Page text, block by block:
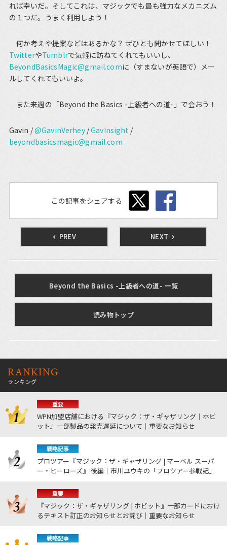
れば幸いだ。そしてこれは、マジックでも最も強力なメカニズム
の１つだ。うまく利用しよう！
何か考えや提案などはあるかな？ ぜひとも聞かせてほしい！
TwitterやTumblrで気軽に訪ねてくれてもいいし、
BeyondBasicsMagic@gmail.comに（すまないが英語で）メー
ルしてくれてもいいよ。
また来週の「Beyond the Basics -上級者への道-」で会おう！
Gavin /@GavinVerhey/GavInsight /
beyondbasicsmagic@gmail.com
この記事をシェアする
PREV NEXT
Beyond the Basics -上級者への道- 一覧
読み物トップ
RANKING
ランキング
重要
WPN加盟店舗における『マジック：ザ・ギャザリング｜ホビ
ット』一部製品の発売遅延について｜重要なお知らせ
戦略記事
プロツアー『マジック：ザ・ギャザリング | マーベル スーパ
ー・ヒーローズ』 後編｜市川ユウキの「プロツアー参戦記」
重要
『マジック：ザ・ギャザリング | ホビット』一部カードにおけ
るテキスト訂正のお知らせとお詫び｜重要なお知らせ
戦略記事